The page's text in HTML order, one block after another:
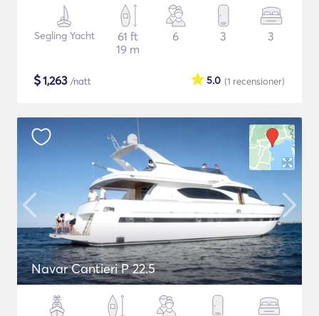
Segling Yacht
61 ft
19 m
6 3 3
$1,263 /natt (1 recensioner)
5.0
Navar Cantieri P 22.5